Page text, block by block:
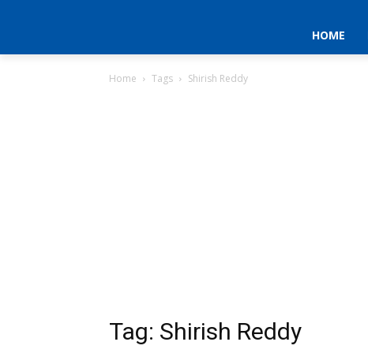
HOME
Home Tags Shirish Reddy
Tag: Shirish Reddy